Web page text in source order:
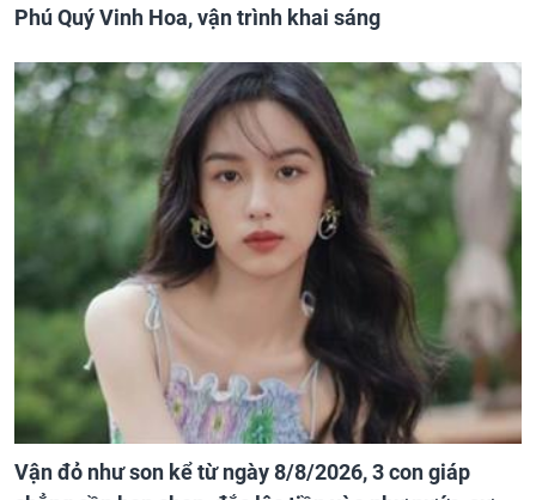
Phú Quý Vinh Hoa, vận trình khai sáng
Vận đỏ như son kể từ ngày 8/8/2026, 3 con giáp